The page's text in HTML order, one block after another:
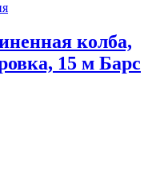
колба,
15 м Барс